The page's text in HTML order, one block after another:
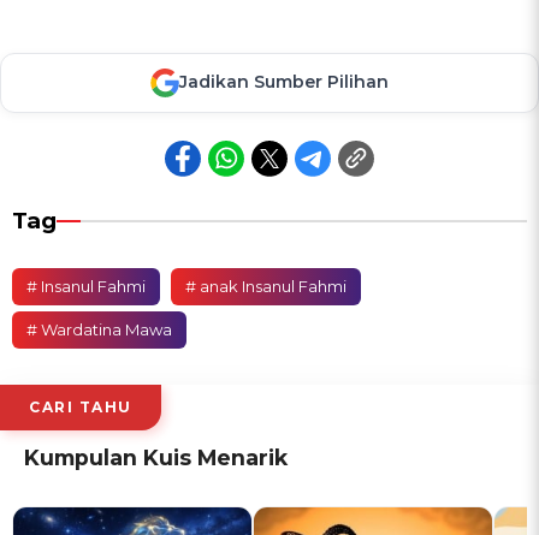
Jadikan Sumber Pilihan
Tag
# Insanul Fahmi # anak Insanul Fahmi
# Wardatina Mawa
CARI TAHU
Kumpulan Kuis Menarik